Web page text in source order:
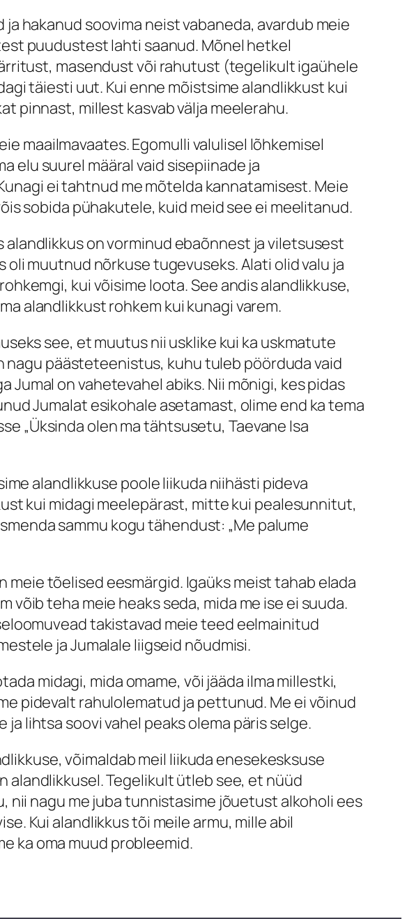
hakanud soovima neist vabaneda, avardub meie
puudustest lahti saanud. Mõnel hetkel
masendust või rahutust (tegelikult igaühele
täiesti uut. Kui enne mõistsime alandlikkust kui
pinnast, millest kasvab välja meelerahu.
maailmavaates. Egomulli valulisel lõhkemisel
elu suurel määral vaid sisepiinade ja
ei tahtnud me mõtelda kannatamisest. Meie
sobida pühakutele, kuid meid see ei meelitanud.
alandlikkus on vorminud ebaõnnest ja viletsusest
muutnud nõrkuse tugevuseks. Alati olid valu ja
kui võisime loota. See andis alandlikkuse,
alandlikkust rohkem kui kunagi varem.
see, et muutus nii usklike kui ka uskmatute
päästeteenistus, kuhu tuleb pöörduda vaid
Jumal on vahetevahel abiks. Nii mõnigi, kes pidas
Jumalat esikohale asetamast, olime end ka tema
„Üksinda olen ma tähtsusetu, Taevane Isa
alandlikkuse poole liikuda niihästi pideva
kui midagi meelepärast, mitte kui pealesunnitut,
sammu kogu tähendust: „Me palume
meie tõelised eesmärgid. Igaüks meist tahab elada
võib teha meie heaks seda, mida me ise ei suuda.
takistavad meie teed eelmainitud
ja Jumalale liigseid nõudmisi.
midagi, mida omame, või jääda ilma millestki,
pidevalt rahulolematud ja pettunud. Me ei võinud
lihtsa soovi vahel peaks olema päris selge.
võimaldab meil liikuda enesekesksuse
alandlikkusel. Tegelikult ütleb see, et nüüd
nii nagu me juba tunnistasime jõuetust alkoholi ees
Kui alandlikkus tõi meile armu, mille abil
ka oma muud probleemid.